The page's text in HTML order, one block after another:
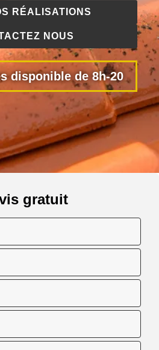
RÉALISATIONS
NOUS
disponible de 8h-20
gratuit